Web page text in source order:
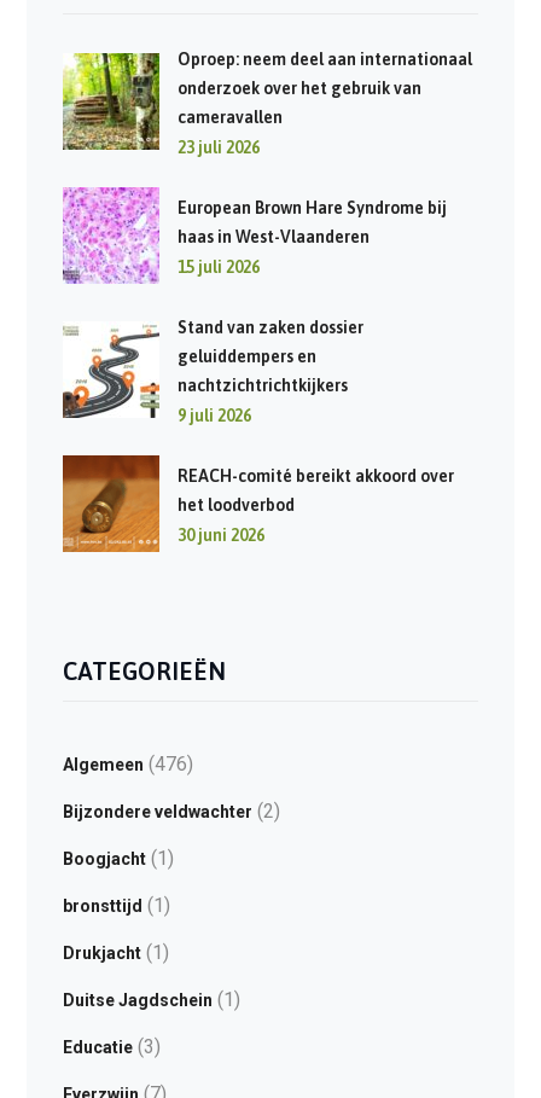
Oproep: neem deel aan internationaal
onderzoek over het gebruik van
cameravallen
23 juli 2026
European Brown Hare Syndrome bij
haas in West-Vlaanderen
15 juli 2026
Stand van zaken dossier
geluiddempers en
nachtzichtrichtkijkers
9 juli 2026
REACH-comité bereikt akkoord over
het loodverbod
30 juni 2026
CATEGORIEËN
Algemeen (476)
Bijzondere veldwachter (2)
Boogjacht(1)
bronsttijd (1)
Drukjacht(1)
Duitse Jagdschein (1)
Educatie(3)